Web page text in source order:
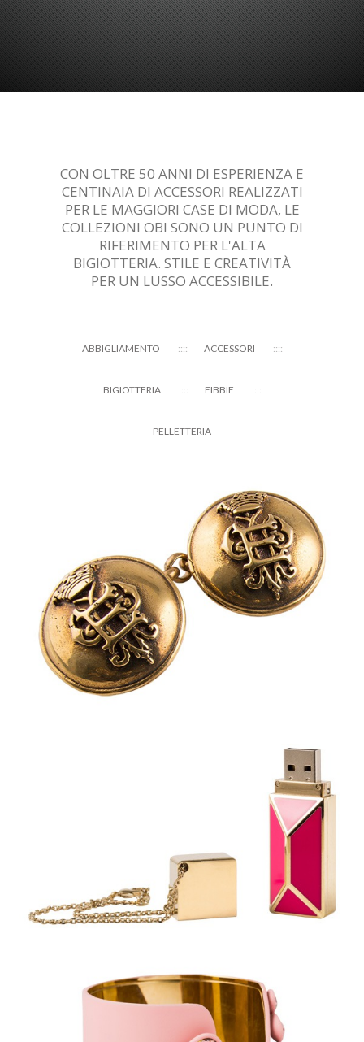
CON OLTRE 50 ANNI DI ESPERIENZA E
CENTINAIA DI ACCESSORI REALIZZATI
PER LE MAGGIORI CASE DI MODA, LE
COLLEZIONI OBI SONO UN PUNTO DI
RIFERIMENTO PER L'ALTA
BIGIOTTERIA. STILE E CREATIVITÀ
PER UN LUSSO ACCESSIBILE.
ABBIGLIAMENTO ACCESSORI
BIGIOTTERIA FIBBIE
PELLETTERIA